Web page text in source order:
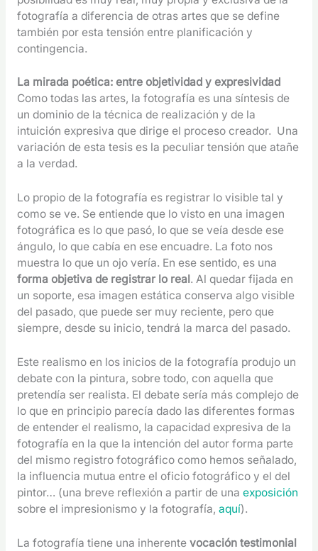
fotografía a diferencia de otras artes que se define
también por esta tensión entre planificación y
contingencia.
La mirada poética: entre objetividad y expresividad
Como todas las artes, la fotografía es una síntesis de
un dominio de la técnica de realización y de la
intuición expresiva que dirige el proceso creador. Una
variación de esta tesis es la peculiar tensión que atañe
a la verdad.
Lo propio de la fotografía es registrar lo visible tal y
como se ve. Se entiende que lo visto en una imagen
fotográfica es lo que pasó, lo que se veía desde ese
ángulo, lo que cabía en ese encuadre. La foto nos
muestra lo que un ojo vería. En ese sentido, es una
forma objetiva de registrar lo real . Al quedar fijada en
un soporte, esa imagen estática conserva algo visible
del pasado, que puede ser muy reciente, pero que
siempre, desde su inicio, tendrá la marca del pasado.
Este realismo en los inicios de la fotografía produjo un
debate con la pintura, sobre todo, con aquella que
pretendía ser realista. El debate sería más complejo de
lo que en principio parecía dado las diferentes formas
de entender el realismo, la capacidad expresiva de la
fotografía en la que la intención del autor forma parte
del mismo registro fotográfico como hemos señalado,
la influencia mutua entre el oficio fotográfico y el del
pintor… (una breve reflexión a partir de una exposición
sobre el impresionismo y la fotografía, aquí).
La fotografía tiene una inherente vocación testimonial